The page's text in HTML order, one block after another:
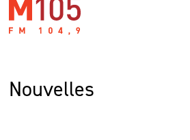
Nouvelles